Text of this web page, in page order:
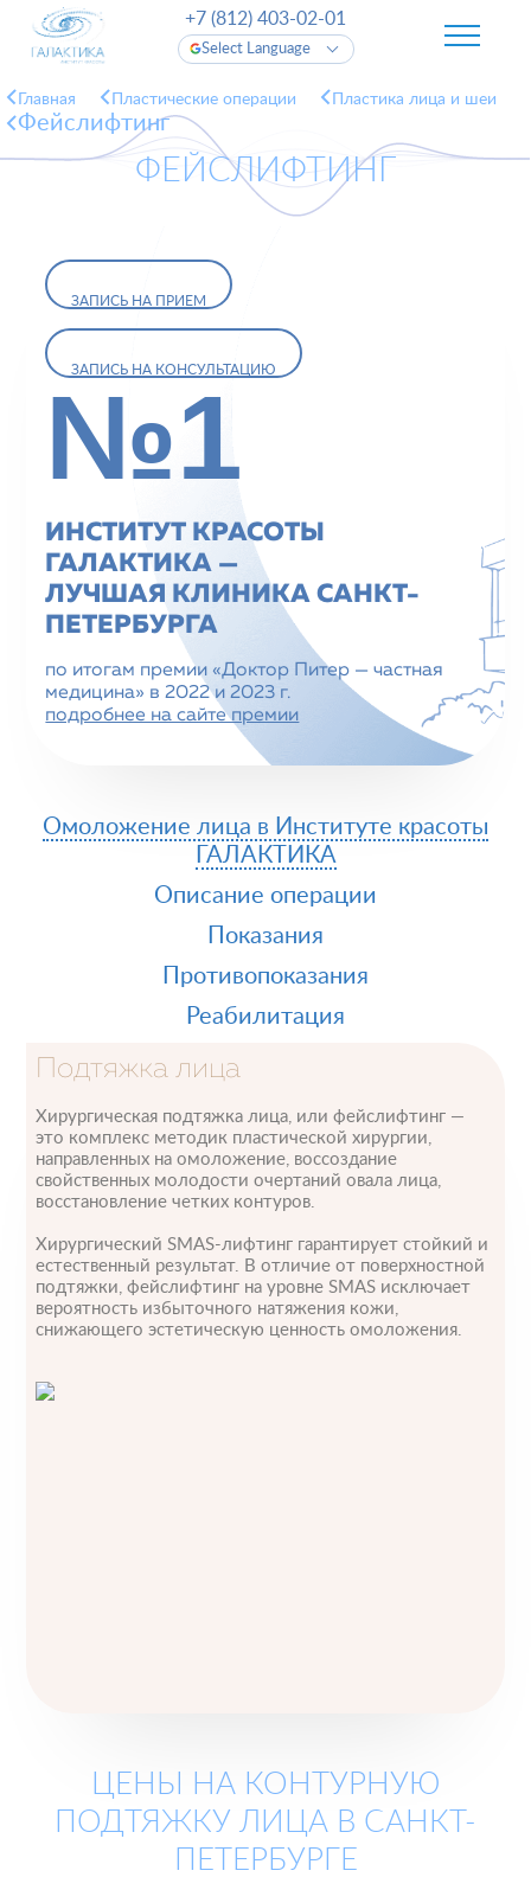
Select Language
+7 (812) 403-02-01
Главная Пластические операции Пластика лица и шеи
Фейслифтинг
ФЕЙСЛИФТИНГ
№1
ЗАПИСЬ НА ПРИЕМ
ЗАПИСЬ НА КОНСУЛЬТАЦИЮ
ИНСТИТУТ КРАСОТЫ
ГАЛАКТИКА —
ЛУЧШАЯ КЛИНИКА CАНКТ-
ПЕТЕРБУРГА
по итогам премии «Доктор Питер — частная
медицина» в 2022 и 2023 г.
подробнее на сайте премии
Омоложение лица в Институте красоты
ГАЛАКТИКА
Описание операции
Показания
Противопоказания
Реабилитация
Подтяжка лица
Хирургическая подтяжка лица, или фейслифтинг —
это комплекс методик пластической хирургии,
направленных на омоложение, воссоздание
свойственных молодости очертаний овала лица,
восстановление четких контуров.
Хирургический SMAS-лифтинг гарантирует стойкий и
естественный результат. В отличие от поверхностной
подтяжки, фейслифтинг на уровне SMAS исключает
вероятность избыточного натяжения кожи,
снижающего эстетическую ценность омоложения.
ЦЕНЫ НА КОНТУРНУЮ
ПОДТЯЖКУ ЛИЦА В САНКТ-
ПЕТЕРБУРГЕ